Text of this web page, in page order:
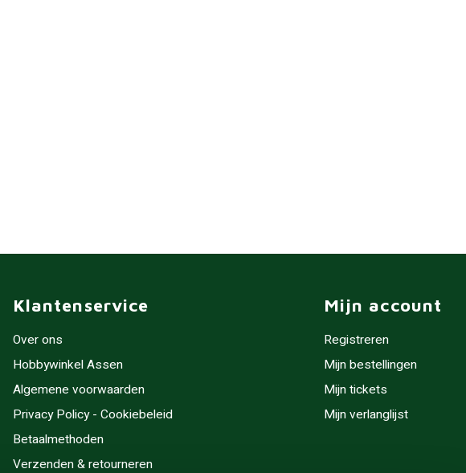
Klantenservice
Over ons
Hobbywinkel Assen
Algemene voorwaarden
Privacy Policy - Cookiebeleid
Betaalmethoden
Verzenden & retourneren
Mijn account
Registreren
Mijn bestellingen
Mijn tickets
Mijn verlanglijst